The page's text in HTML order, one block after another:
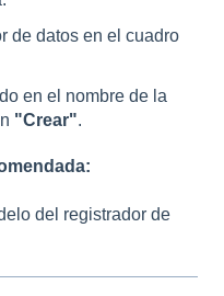
de datos en el cuadro
en el nombre de la
"Crear".
del registrador de